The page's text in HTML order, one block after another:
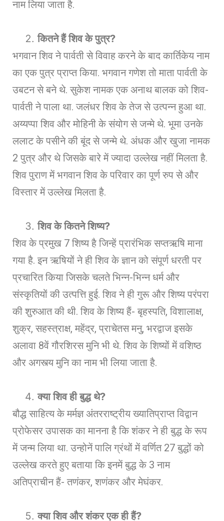
नाम लिया जाता है.
कितने हैं शिव के पुत्र?
भगवान शिव ने पार्वती से विवाह करने के बाद कार्तिकेय नाम
का एक पुत्र प्राप्त किया. भगवान गणेश तो माता पार्वती के
उबटन से बने थे. सुकेश नामक एक अनाथ बालक को शिव-
पार्वती ने पाला था. जलंधर शिव के तेज से उत्पन्न हुआ था.
अय्यप्पा शिव और मोहिनी के संयोग से जन्मे थे. भूमा उनके
ललाट के पसीने की बूंद से जन्मे थे. अंधक और खुजा नामक
2 पुत्र और थे जिसके बारे में ज्यादा उल्लेख नहीं मिलता है.
शिव पुराण में भगवान शिव के परिवार का पूर्ण रुप से और
विस्तार में उल्लेख मिलता है.
शिव के कितने शिष्य?
शिव के प्रमुख 7 शिष्य है जिन्हें प्रारंभिक सप्तऋषि माना
गया है. इन ऋषियों ने ही शिव के ज्ञान को संपूर्ण धरती पर
प्रचारित किया जिसके चलते भिन्न-भिन्न धर्म और
संस्कृतियों की उत्पत्ति हुई. शिव ने ही गुरू और शिष्य परंपरा
की शुरुआत की थी. शिव के शिष्य हैं- बृहस्पति, विशालाक्ष,
शुक्र, सहस्त्राक्ष, महेंद्र, प्राचेतस मनु, भरद्वाज इसके
अलावा 8वें गौरशिरस मुनि भी थे. शिव के शिष्यों में वशिष्ठ
और अगस्त्य मुनि का नाम भी लिया जाता है.
क्या शिव ही बुद्ध थे?
बौद्ध साहित्य के मर्मज्ञ अंतरराष्ट्रीय ख्यातिप्राप्त विद्वान
प्रोफेसर उपासक का मानना है कि शंकर ने ही बुद्ध के रूप
में जन्म लिया था. उन्होनें पालि ग्रंथों में वर्णित 27 बुद्धों को
उल्लेख करते हुए बताया कि इनमें बुद्ध के 3 नाम
अतिप्राचीन हैं- तणंकर, शणंकर और मेघंकर.
क्या शिव और शंकर एक ही हैं?